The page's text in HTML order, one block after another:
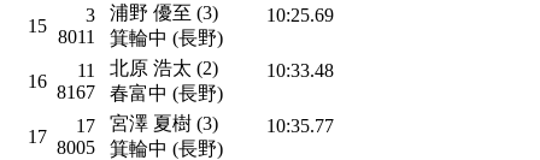
15
3
8011
浦野 優至 (3)
箕輪中 (長野)
10:25.69
16
11
8167
北原 浩太 (2)
春富中 (長野)
10:33.48
17
17
8005
宮澤 夏樹 (3)
箕輪中 (長野)
10:35.77